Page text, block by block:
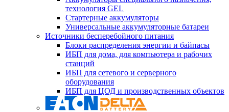
технология GEL
Стартерные аккумуляторы
Универсальные аккумуляторные батареи
Источники бесперебойного питания
Блоки распределения энергии и байпасы
ИБП для дома, для компьютера и рабочих
станций
ИБП для сетевого и серверного
оборудования
ИБП для ЦОД и производственных объектов